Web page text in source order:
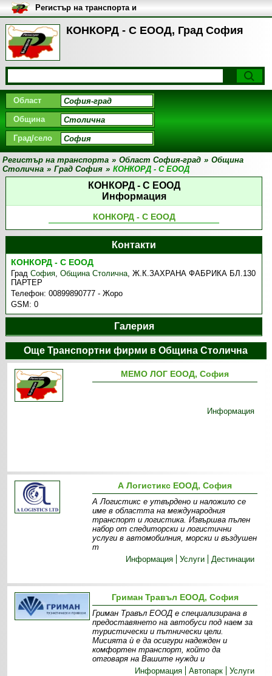
КОНКОРД - С ЕООД, Град София
Регистър на транспорта и
транспортните фирми в
България
Област
Община
Град/село
Регистър на транспорта » Област София-град » Община
Столична » Град София » КОНКОРД - С ЕООД
КОНКОРД - С ЕООД
Информация
КОНКОРД - С ЕООД
Контакти
КОНКОРД - С ЕООД
ГрадСофия,Община Столична,Ж.К.ЗАХРАНА ФАБРИКА БЛ.130
ПАРТЕР
Телефон:00899890777 - Жоро
GSM:0
Галерия
Още Транспортни фирми в Община Столична
МЕМО ЛОГ ЕООД, София
Информация
А Логистикс ЕООД, София
А Логистикс е утвърдено и наложило се
име в областта на международния
транспорт и логистика. Извършва пълен
набор от спедиторски и логистични
услуги в автомобилния, морски и въздушен
т
Информация
Услуги Дестинации
Гриман Травъл ЕООД, София
Гриман Травъл ЕООД е специализирана в
предоставянето на автобуси под наем за
туристически и пътнически цели.
Мисията ѝ е да осигури надежден и
комфортен транспорт, който да
отговаря на Вашите нужди и
Информация
Автопарк Услуги